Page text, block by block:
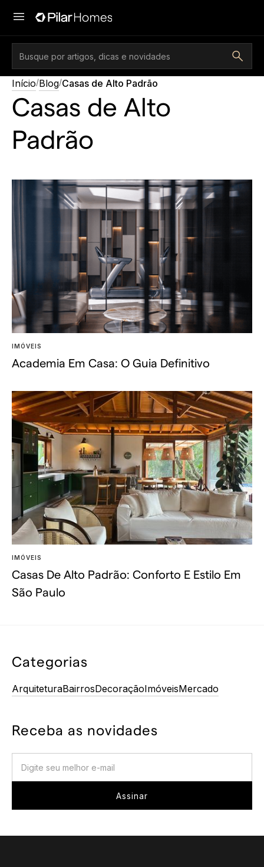
Início/Blog/Casas de Alto Padrão
Casas de Alto
Padrão
IMÓVEIS
Academia Em Casa: O Guia Definitivo
IMÓVEIS
Casas De Alto Padrão: Conforto E Estilo Em
São Paulo
Categorias
ArquiteturaBairrosDecoraçãoImóveisMercado
Receba as novidades